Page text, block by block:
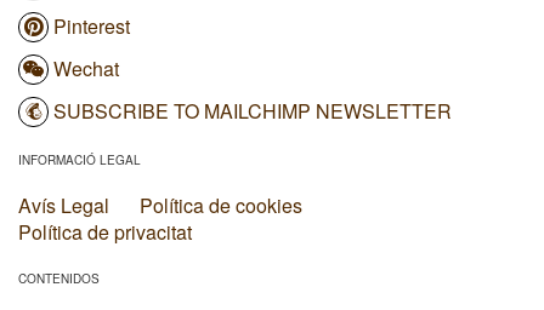
Pinterest
Wechat
SUBSCRIBE TO MAILCHIMP NEWSLETTER
INFORMACIÓ LEGAL
Avís Legal
Política de cookies
Política de privacitat
CONTENIDOS